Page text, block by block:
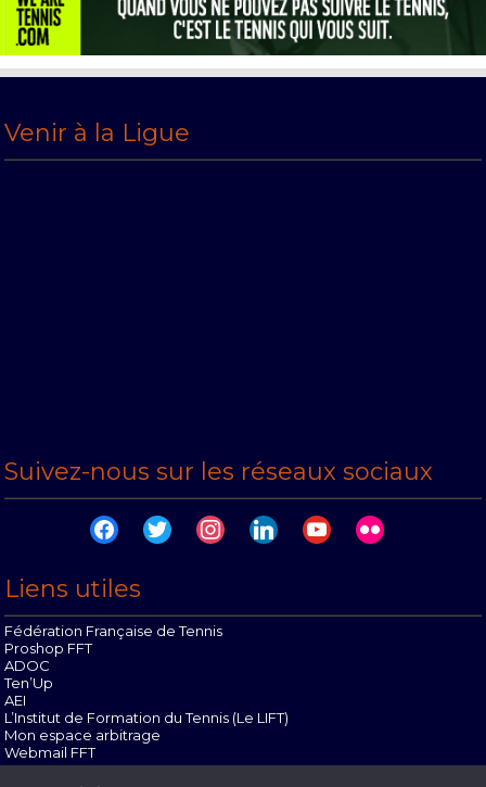
Venir à la Ligue
Suivez-nous sur les réseaux sociaux
facebooktwitter instagramlinkedinyoutubeflickr
Liens utiles
Fédération Française de Tennis
Proshop FFT
ADOC
Ten’Up
AEI
L’Institut de Formation du Tennis (Le LIFT)
Mon espace arbitrage
Webmail FFT
Offres d’emploi